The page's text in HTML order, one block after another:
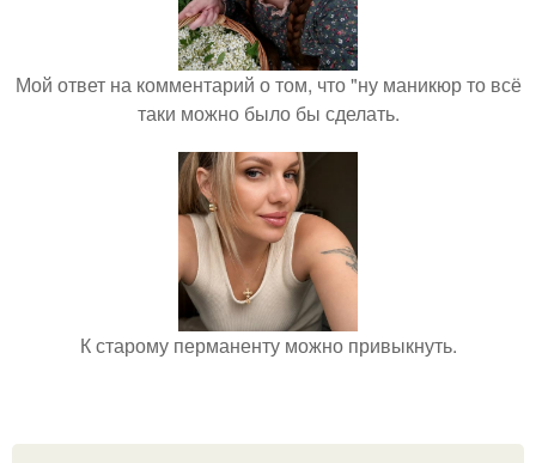
Мой ответ на комментарий о том, что "ну маникюр то всё
таки можно было бы сделать.
К старому перманенту можно привыкнуть.